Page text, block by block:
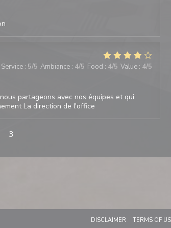
Service: 5/5 Ambiance: 4/5 Food : 4/5 Value: 4/5
partageons avec nos équipes et qui
La direction de l'office
3
DISCLAIMER ((OPENS IN A
TERMS OF